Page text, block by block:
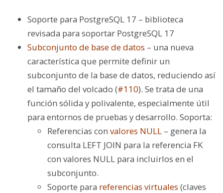
Soporte para PostgreSQL 17 – biblioteca
revisada para soportar PostgreSQL 17
Subconjunto de base de datos – una nueva
característica que permite definir un
subconjunto de la base de datos, reduciendo así
el tamaño del volcado (#110). Se trata de una
función sólida y polivalente, especialmente útil
para entornos de pruebas y desarrollo. Soporta:
Referencias con valores NULL – genera la
consulta LEFT JOIN para la referencia FK
con valores NULL para incluirlos en el
subconjunto.
Soporte para referencias virtuales (claves